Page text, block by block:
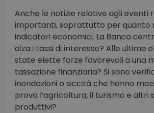
Anche le notizie relative agli eventi
importanti, soprattutto per quanto
indicatori economici. La Banca
alza i tassi di interesse? Alle ultime
state elette forze favorevoli a una
tassazione finanziaria? Si sono
inondazioni o siccità che hanno
prova l‘agricoltura, il turismo e altri
produttivi?